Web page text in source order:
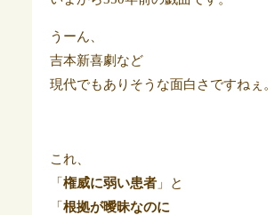
うーん、
吉本新喜劇など
現代でもありそうな面白さですねぇ。
これ、
「権威に弱い患者」と
「根拠が曖昧なのに